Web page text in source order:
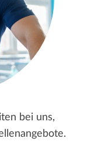
bei uns,